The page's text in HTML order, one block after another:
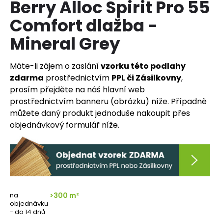
Berry Alloc Spirit Pro 55
Comfort dlažba -
Mineral Grey
Máte-li zájem o zaslánívzorku této podlahy
zdarma prostřednictvím PPL či Zásilkovny,
prosím přejděte na náš hlavní web
prostřednictvím banneru (obrázku) níže. Případně
můžete daný produkt jednoduše nakoupit přes
objednávkový formulář níže.
na
objednávku
- do 14 dnů
>300 m²
a
j
í
t
?
HLEDAT
D
o
p
r
u